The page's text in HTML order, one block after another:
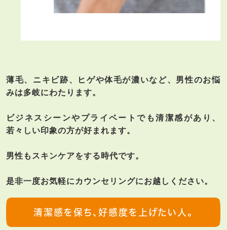
薄毛、ニキビ跡、ヒゲや体毛が濃いなど、男性のお悩
みは多岐にわたります。
ビジネスシーンやプライベートでも清潔感があり、
若々しい印象の方が好まれます。
男性もスキンケアをする時代です。
是非一度お気軽にカウンセリングにお越しください。
清潔感を保ち、好感度を上げたい人。